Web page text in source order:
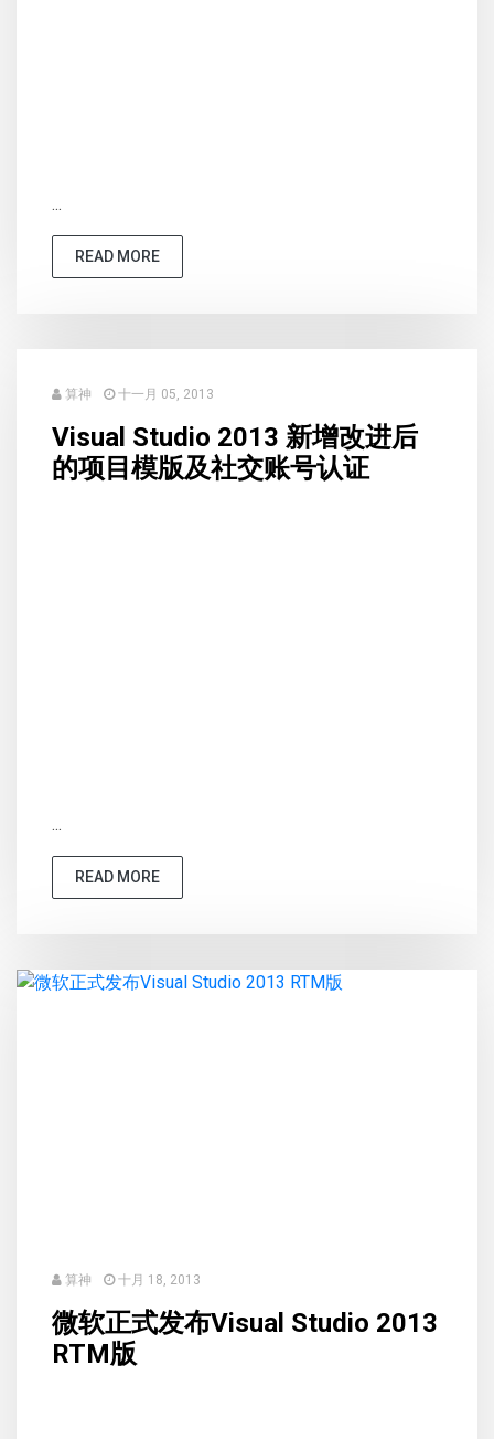
...
READ MORE
算神 十一月 05, 2013
Visual Studio 2013 新增改进后
的项目模版及社交账号认证
...
READ MORE
算神 十月 18, 2013
微软正式发布Visual Studio 2013
RTM版